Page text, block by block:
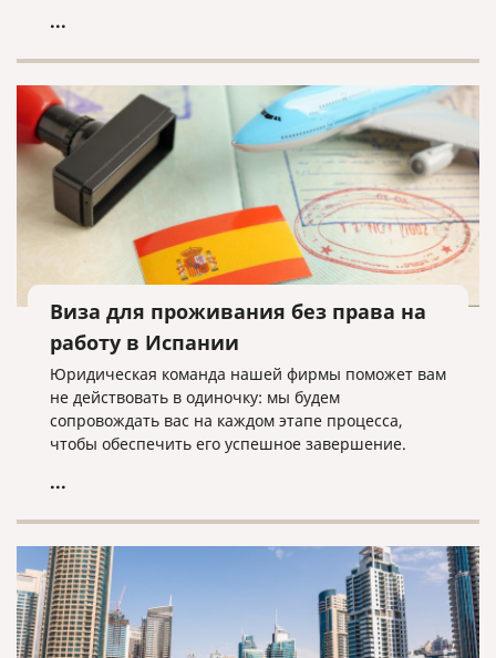
...
Виза для проживания без права на
работу в Испании
Юридическая команда нашей фирмы поможет вам
не действовать в одиночку: мы будем
сопровождать вас на каждом этапе процесса,
чтобы обеспечить его успешное завершение.
...